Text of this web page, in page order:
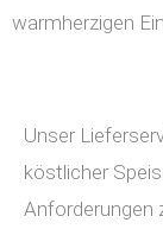
warmherzigen
Unser
köstlicher
Anforderungen